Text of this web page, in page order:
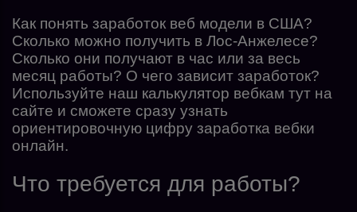
Как понять заработок веб модели в США?
Сколько можно получить в Лос-Анжелесе?
Сколько они получают в час или за весь
месяц работы? О чего зависит заработок?
Используйте наш калькулятор вебкам тут на
сайте и сможете сразу узнать
ориентировочную цифру заработка вебки
онлайн.
Что требуется для работы?